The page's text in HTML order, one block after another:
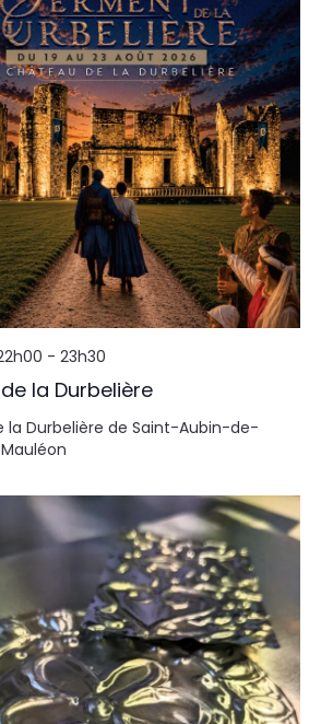
la Durbelière
- 23h30
la Durbelière de Saint-Aubin-de-